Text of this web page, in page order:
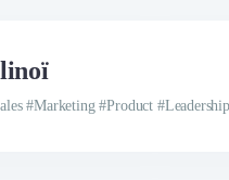
#Marketing #Product #Leadership